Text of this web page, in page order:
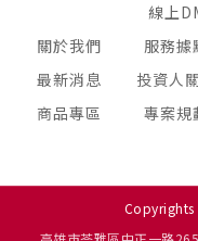
關於我們
最新消息
商品專區
線上
服務據
投資人
專案規
Copyrights